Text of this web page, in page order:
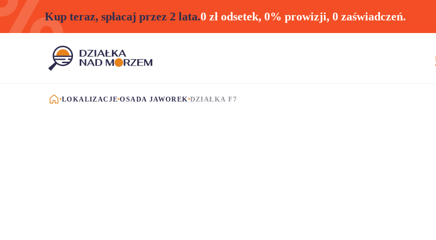
Kup teraz, spłacaj przez 2 lata.0 zł odsetek, 0% prowizji, 0 zaświadczeń.
STRONA GŁÓWNA
LOKALIZACJE OSADA JAWOREK DZIAŁKA F7